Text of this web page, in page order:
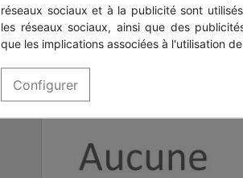
Prix
109,95 €
réseaux sociaux et à la publicité sont
les réseaux sociaux, ainsi que des
que les implications associées à l'utilisation
Configurer